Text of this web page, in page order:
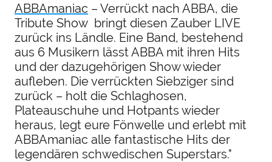
ABBAmaniac – Verrückt nach ABBA, die
Tribute Show bringt diesen Zauber LIVE
zurück ins Ländle. Eine Band, bestehend
aus 6 Musikern lässt ABBA mit ihren Hits
und der dazugehörigen Show wieder
aufleben. Die verrückten Siebziger sind
zurück – holt die Schlaghosen,
Plateauschuhe und Hotpants wieder
heraus, legt eure Fönwelle und erlebt mit
ABBAmaniac alle fantastische Hits der
legendären schwedischen Superstars."